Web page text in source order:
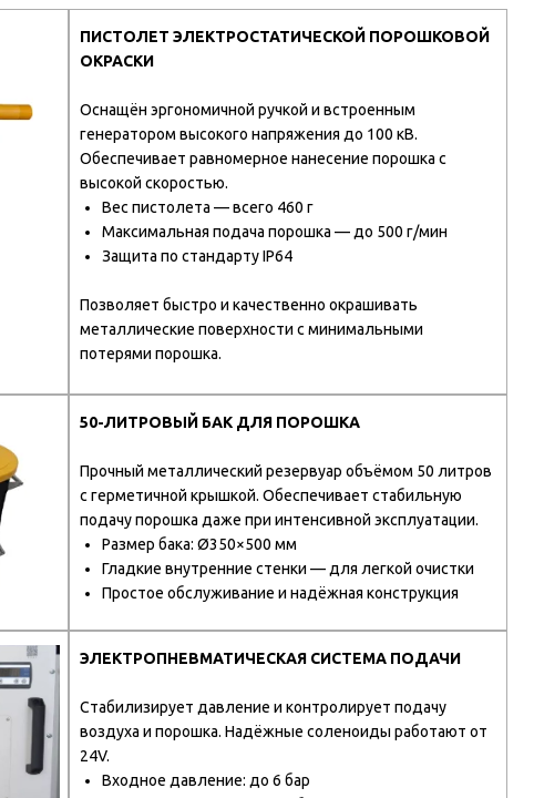
ПИСТОЛЕТ ЭЛЕКТРОСТАТИЧЕСКОЙ ПОРОШКОВОЙ
ОКРАСКИ
Оснащён эргономичной ручкой и встроенным
генератором высокого напряжения до 100 кВ.
Обеспечивает равномерное нанесение порошка с
высокой скоростью.
Вес пистолета — всего 460 г
Максимальная подача порошка — до 500 г/мин
Защита по стандарту IP64
Позволяет быстро и качественно окрашивать
металлические поверхности с минимальными
потерями порошка.
50-ЛИТРОВЫЙ БАК ДЛЯ ПОРОШКА
Прочный металлический резервуар объёмом 50 литров
с герметичной крышкой. Обеспечивает стабильную
подачу порошка даже при интенсивной эксплуатации.
Размер бака: Ø350×500 мм
Гладкие внутренние стенки — для легкой очистки
Простое обслуживание и надёжная конструкция
ЭЛЕКТРОПНЕВМАТИЧЕСКАЯ СИСТЕМА ПОДАЧИ
Стабилизирует давление и контролирует подачу
воздуха и порошка. Надёжные соленоиды работают от
24V.
Входное давление: до 6 бар